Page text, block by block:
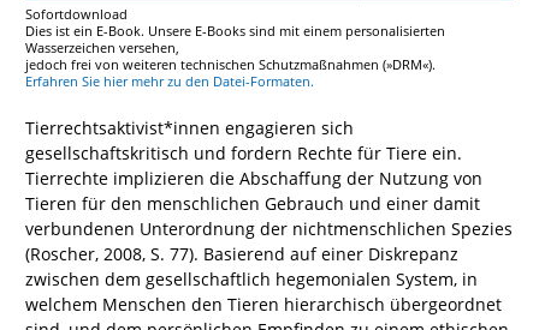
Sofortdownload
Dies ist ein E-Book. Unsere E-Books sind mit einem personalisierten
Wasserzeichen versehen,
jedoch frei von weiteren technischen Schutzmaßnahmen (»DRM«).
Erfahren Sie hier mehr zu den Datei-Formaten.
Tierrechtsaktivist*innen engagieren sich
gesellschaftskritisch und fordern Rechte für Tiere ein.
Tierrechte implizieren die Abschaffung der Nutzung von
Tieren für den menschlichen Gebrauch und einer damit
verbundenen Unterordnung der nichtmenschlichen Spezies
(Roscher, 2008, S. 77). Basierend auf einer Diskrepanz
zwischen dem gesellschaftlich hegemonialen System, in
welchem Menschen den Tieren hierarchisch übergeordnet